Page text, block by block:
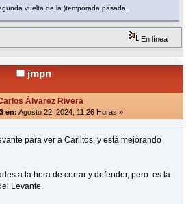
vuelta de la )temporada pasada.
En línea
jmpn
Álvarez Rivera
en: Agosto 22, 2024, 11:26 Horas »
para ver a Carlitos, y está mejorando
a la hora de cerrar y defender, pero es la
Levante.